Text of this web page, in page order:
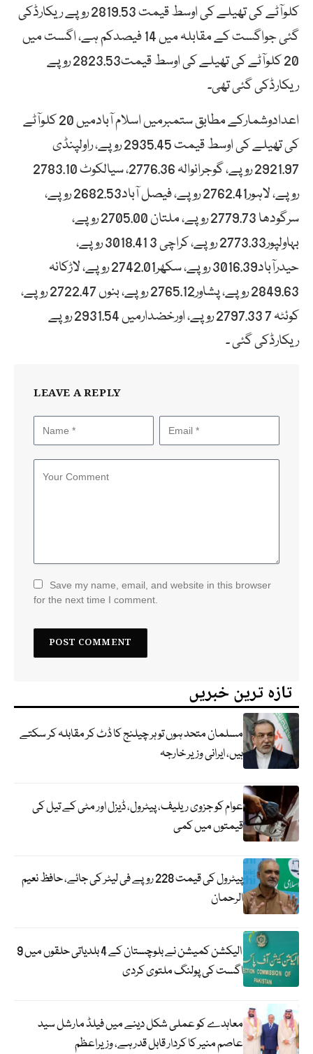
کلوآٹے کی تھیلے کی اوسط قیمت 2819.53 روپے ریکارڈکی
گئی جواگست کے مقابلہ میں 14 فیصدکم ہے، اگست میں
20 کلوآٹے کی تھیلے کی اوسط قیمت2823.53 روپے
ریکارڈکی گئی تھی۔
اعدادوشمارکے مطابق ستمبرمیں اسلام آبادمیں 20 کلوآٹے
کی تھیلے کی اوسط قیمت 2935.45 روپے، راولپنڈی
2921.97 روپے، گوجرانوالہ 2776.36، سیالکوٹ 2783.10
روپے، لاہور2762.41 روپے، فیصل آباد2682.53 روپے،
سرگودھا 2779.73 روپے، ملتان 2705.00 روپے،
بہاولپور2773.33 روپے، کراچی 3 3018.41 روپے،
حیدرآباد3016.39 روپے، سکھر2742.01 روپے، لاڑکانہ
2849.63 روپے، پشاور2765.12 روپے، بنوں 2722.47 روپے،
کوئٹہ 7 2797.33 روپے، اورخضدارمیں 2931.54 روپے
ریکارڈکی گئی ۔
LEAVE A REPLY
Save my name, email, and website in this browser
for the next time I comment.
تازہ ترین خبریں
مسلمان متحد ہوں تو ہر چیلنج کا ڈٹ کر مقابلہ کر سکتے
ہیں، ایرانی وزیر خارجہ
عوام کو جزوی ریلیف، پیٹرول، ڈیزل اور مٹی کے تیل کی
قیمتوں میں کمی
پیٹرول کی قیمت 228 روپے فی لیٹر کی جائے، حافظ نعیم
الرحمان
الیکشن کمیشن نے بلوچستان کے 4 بلدیاتی حلقوں میں 9
اگست کی پولنگ ملتوی کردی
معاہدے کو عملی شکل دینے میں فیلڈ مارشل سید
عاصم منیر کا کردار قابل قدر ہے، وزیراعظم